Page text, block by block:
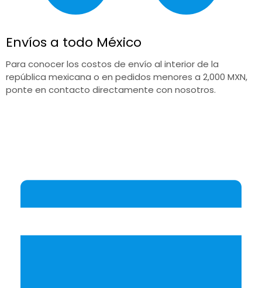
Envíos a todo México
Para conocer los costos de envío al interior de la
república mexicana o en pedidos menores a 2,000 MXN,
ponte en contacto directamente con nosotros.